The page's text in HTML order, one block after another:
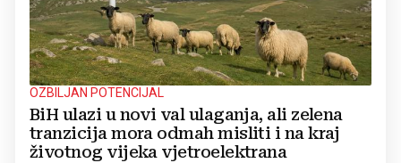
OZBILJAN POTENCIJAL
BiH ulazi u novi val ulaganja, ali zelena
tranzicija mora odmah misliti i na kraj
životnog vijeka vjetroelektrana